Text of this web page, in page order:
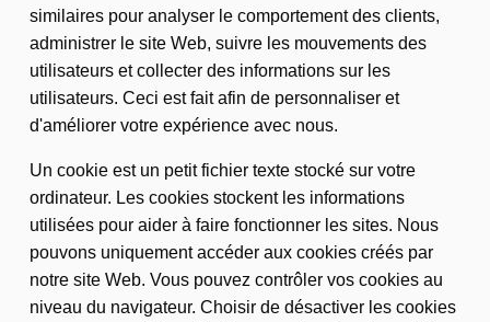
similaires pour analyser le comportement des clients,
administrer le site Web, suivre les mouvements des
utilisateurs et collecter des informations sur les
utilisateurs. Ceci est fait afin de personnaliser et
d'améliorer votre expérience avec nous.
Un cookie est un petit fichier texte stocké sur votre
ordinateur. Les cookies stockent les informations
utilisées pour aider à faire fonctionner les sites. Nous
pouvons uniquement accéder aux cookies créés par
notre site Web. Vous pouvez contrôler vos cookies au
niveau du navigateur. Choisir de désactiver les cookies